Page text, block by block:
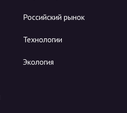
Российский рынок
Технологии
Экология